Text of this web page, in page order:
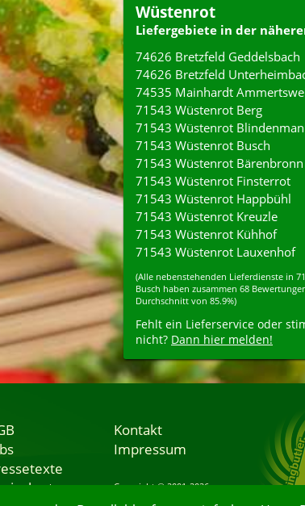
Wüstenrot
Liefergebiete in der
74626 Bretzfeld Geddelsbach
74626 Bretzfeld
74535 Mainhardt
71543 Wüstenrot Berg
71543 Wüstenrot
71543 Wüstenrot Busch
71543 Wüstenrot Bärenbronn
71543 Wüstenrot Finsterrot
71543 Wüstenrot Happbühl
71543 Wüstenrot Kreuzle
71543 Wüstenrot Kühhof
71543 Wüstenrot Lauxenhof
(Alle nebenstehenden Lieferdienste in
Busch haben zusammen 68
Durchschnitt von 85.9%)
Fehlt ein Lieferservice oder
nicht? Dann hier melden!
Kontakt
Impressum
Copyright © 2001-2026